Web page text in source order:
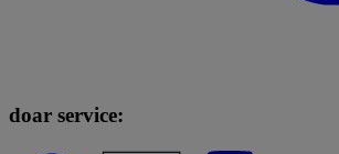
doar service: